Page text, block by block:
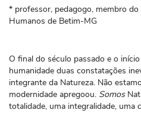
* professor, pedagogo, membro
Humanos de Betim-MG
O final do século passado e o
humanidade duas constatações
integrante da Natureza. Não
modernidade apregoou. Somos
totalidade, uma integralidade, uma